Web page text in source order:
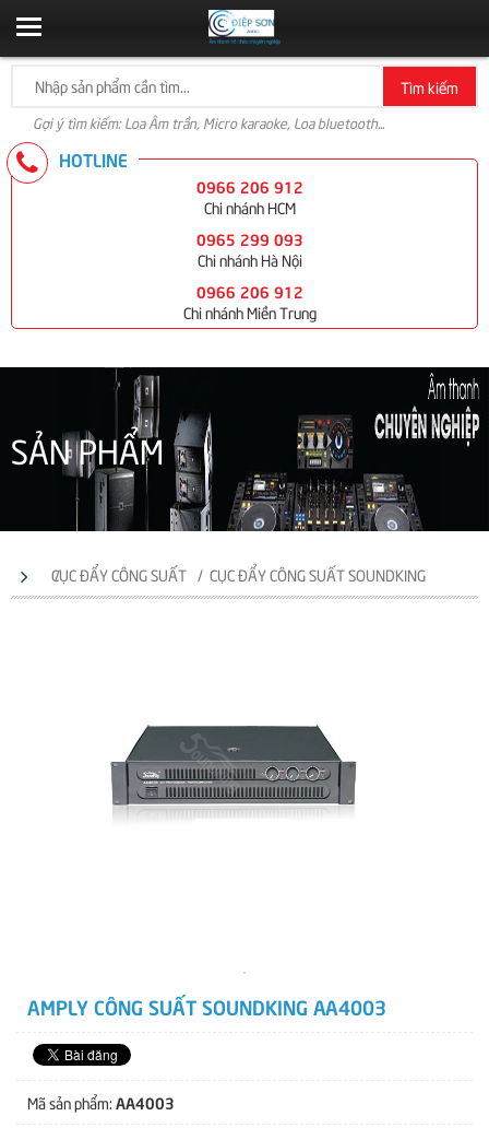
Tìm kiếm
Gợi ý tìm kiếm: Loa Âm trần, Micro karaoke, Loa bluetooth...
HOTLINE
0966 206 912
Chi nhánh HCM
0965 299 093
Chi nhánh Hà Nội
0966 206 912
Chi nhánh Miền Trung
SẢN PHẨM
CỤC ĐẨY CÔNG SUẤT CỤC ĐẨY CÔNG SUẤT SOUNDKING
AMPLY CÔNG SUẤT SOUNDKING AA4003
Mã sản phẩm: AA4003